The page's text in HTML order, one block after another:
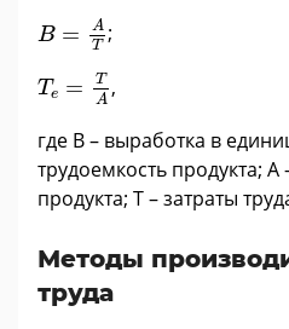
B =
A
T
B= ;
Te =
T
A
Te A ,
где В – выработка в
трудоемкость продукта;
продукта; Т – затраты
Методы
труда